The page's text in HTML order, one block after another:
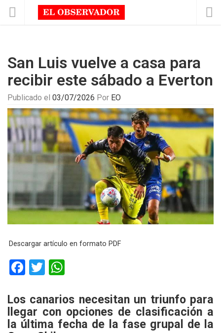
San Luis vuelve a casa para
recibir este sábado a Everton
Publicado el 03/07/2026 Por EO
Descargar artículo en formato PDF
F
ce
b
T
tt
er
at
s
Los canarios necesitan un triunfo para
llegar con opciones de clasificación a
la última fecha de la fase grupal de la